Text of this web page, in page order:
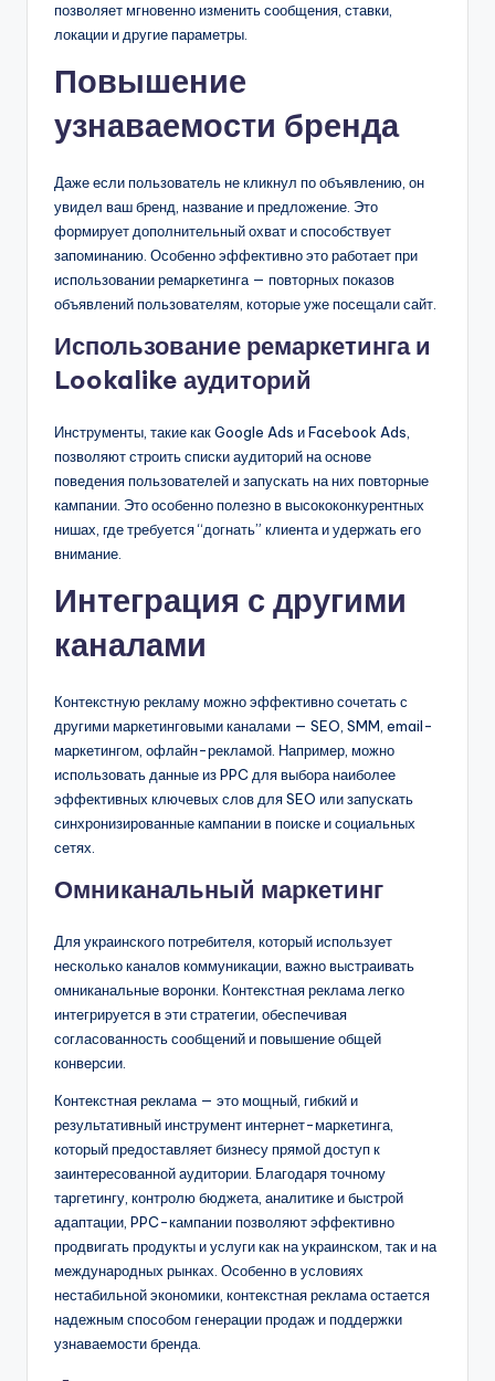
позволяет мгновенно изменить сообщения, ставки,
локации и другие параметры.
Повышение
узнаваемости бренда
Даже если пользователь не кликнул по объявлению, он
увидел ваш бренд, название и предложение. Это
формирует дополнительный охват и способствует
запоминанию. Особенно эффективно это работает при
использовании ремаркетинга — повторных показов
объявлений пользователям, которые уже посещали сайт.
Использование ремаркетинга и
Lookalike аудиторий
Инструменты, такие как Google Ads и Facebook Ads,
позволяют строить списки аудиторий на основе
поведения пользователей и запускать на них повторные
кампании. Это особенно полезно в высококонкурентных
нишах, где требуется “догнать” клиента и удержать его
внимание.
Интеграция с другими
каналами
Контекстную рекламу можно эффективно сочетать с
другими маркетинговыми каналами — SEO, SMM, email-
маркетингом, офлайн-рекламой. Например, можно
использовать данные из PPC для выбора наиболее
эффективных ключевых слов для SEO или запускать
синхронизированные кампании в поиске и социальных
сетях.
Омниканальный маркетинг
Для украинского потребителя, который использует
несколько каналов коммуникации, важно выстраивать
омниканальные воронки. Контекстная реклама легко
интегрируется в эти стратегии, обеспечивая
согласованность сообщений и повышение общей
конверсии.
Контекстная реклама — это мощный, гибкий и
результативный инструмент интернет-маркетинга,
который предоставляет бизнесу прямой доступ к
заинтересованной аудитории. Благодаря точному
таргетингу, контролю бюджета, аналитике и быстрой
адаптации, PPC-кампании позволяют эффективно
продвигать продукты и услуги как на украинском, так и на
международных рынках. Особенно в условиях
нестабильной экономики, контекстная реклама остается
надежным способом генерации продаж и поддержки
узнаваемости бренда.